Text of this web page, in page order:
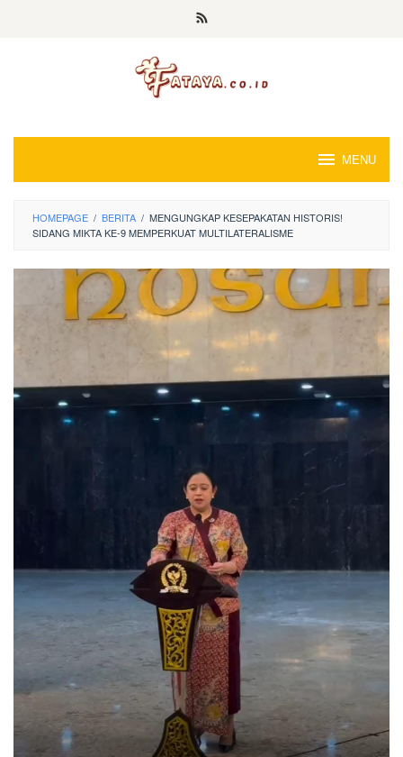
MENU
HOMEPAGE / BERITA / MENGUNGKAP KESEPAKATAN HISTORIS!
SIDANG MIKTA KE-9 MEMPERKUAT MULTILATERALISME